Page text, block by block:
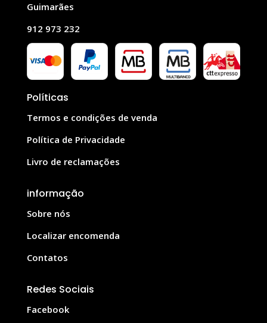
Guimarães
912 973 232
Políticas
Termos e condições de venda
Política de Privacidade
Livro de reclamações
informação
Sobre nós
Localizar encomenda
Contatos
Redes Sociais
Facebook